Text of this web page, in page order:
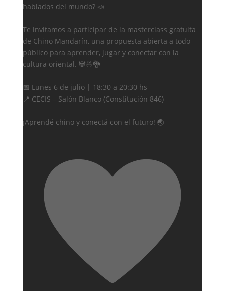
hablados del mundo? 📣
Te invitamos a participar de la masterclass gratuita
de Chino Mandarín, una propuesta abierta a todo
público para aprender, jugar y conectar con la
cultura oriental. 🐼🍜🐉
📅 Lunes 6 de julio | 18:30 a 20:30 hs
📍 CECIS – Salón Blanco (Constitución 846)
¡Aprendé chino y conectá con el futuro! 🌏